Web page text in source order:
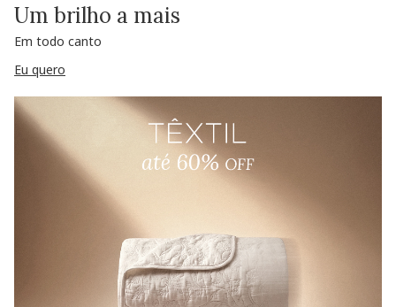
Um brilho a mais
Em todo canto
Eu quero